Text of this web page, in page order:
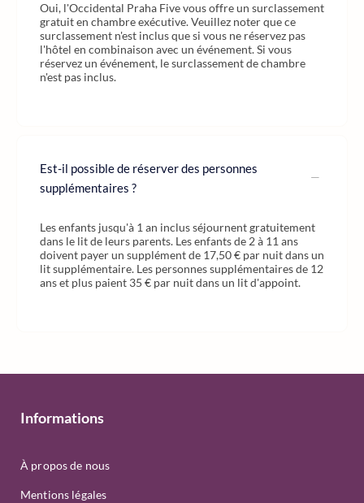
Oui, l'Occidental Praha Five vous offre un surclassement
gratuit en chambre exécutive. Veuillez noter que ce
surclassement n'est inclus que si vous ne réservez pas
l'hôtel en combinaison avec un événement. Si vous
réservez un événement, le surclassement de chambre
n'est pas inclus.
Est-il possible de réserver des personnes
supplémentaires ?
Les enfants jusqu'à 1 an inclus séjournent gratuitement
dans le lit de leurs parents. Les enfants de 2 à 11 ans
doivent payer un supplément de 17,50 € par nuit dans un
lit supplémentaire. Les personnes supplémentaires de 12
ans et plus paient 35 € par nuit dans un lit d'appoint.
Informations
À propos de nous
Mentions légales